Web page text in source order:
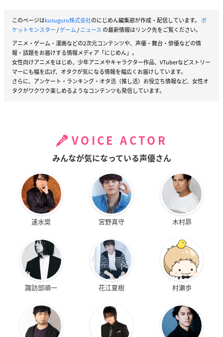
このページはkusuguru株式会社のにじめん編集部が作成・配信しています。 ポ
ケットモンスター/ゲーム/ニュース の最新情報はリンク先をご覧ください。
アニメ・ゲーム・漫画などの2次元コンテンツや、声優・舞台・俳優などの情
報・話題をお届けする情報メディア「にじめん」。
女性向けアニメをはじめ、少年アニメやキャラクター作品、VTuberなどストリー
マーにも幅を広げ、オタクが気になる情報を幅広くお届けしています。
さらに、アンケート・ランキング・オタ活（推し活）お役立ち情報など、女性オ
タクがワクワク楽しめるようなコンテンツも発信しています。
VOICE ACTOR
みんなが気になっている声優さん
速水奨 宮野真守 木村昴
諏訪部順一 花江夏樹 村瀬歩